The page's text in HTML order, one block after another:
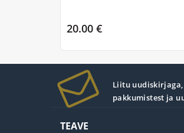
20.00 €
Liitu uudiskirjaga,
pakkumistest ja
TEAVE